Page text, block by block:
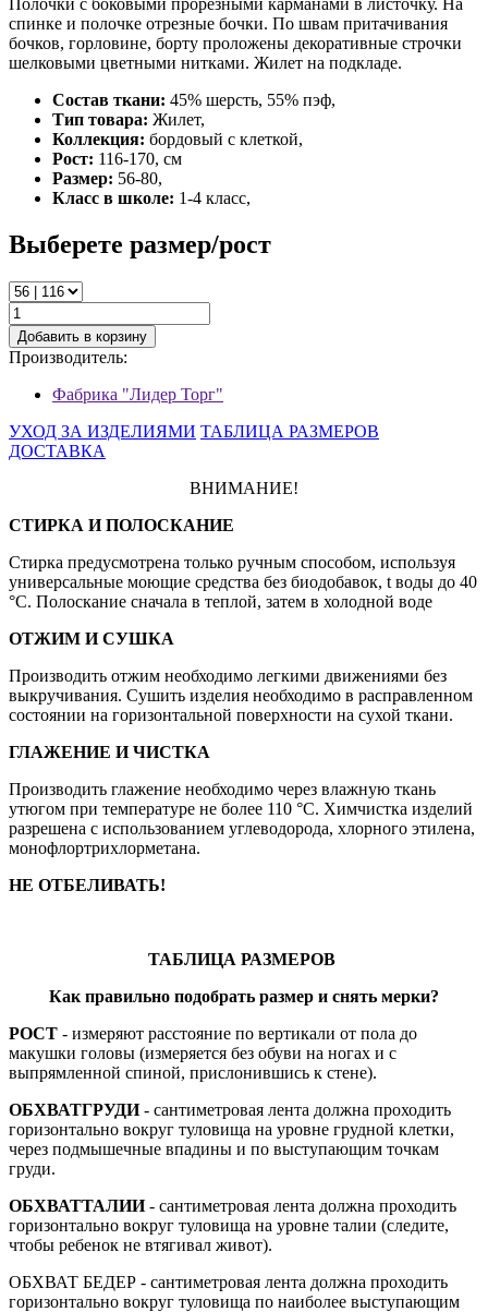
Полочки с боковыми прорезными карманами в листочку. На
спинке и полочке отрезные бочки. По швам притачивания
бочков, горловине, борту проложены декоративные строчки
шелковыми цветными нитками. Жилет на подкладе.
Состав ткани: 45% шерсть, 55% пэф,
Тип товара: Жилет,
Коллекция: бордовый с клеткой,
Рост: 116-170, см
Размер: 56-80,
Класс в школе: 1-4 класс,
Выберете размер/рост
Добавить в корзину
Производитель:
Фабрика "Лидер Торг"
УХОД ЗА ИЗДЕЛИЯМИ ТАБЛИЦА РАЗМЕРОВ
ДОСТАВКА
ВНИМАНИЕ!
СТИРКА И ПОЛОСКАНИЕ
Стирка предусмотрена только ручным способом, используя
универсальные моющие средства без биодобавок, t воды до 40
°С. Полоскание сначала в теплой, затем в холодной воде
ОТЖИМ И СУШКА
Производить отжим необходимо легкими движениями без
выкручивания. Сушить изделия необходимо в расправленном
состоянии на горизонтальной поверхности на сухой ткани.
ГЛАЖЕНИЕ И ЧИСТКА
Производить глажение необходимо через влажную ткань
утюгом при температуре не более 110 °С. Химчистка изделий
разрешена с использованием углеводорода, хлорного этилена,
монофлортрихлорметана.
НЕ ОТБЕЛИВАТЬ!
ТАБЛИЦА РАЗМЕРОВ
Как правильно подобрать размер и снять мерки?
РОСТ - измеряют расстояние по вертикали от пола до
макушки головы (измеряется без обуви на ногах и с
выпрямленной спиной, прислонившись к стене).
ОБХВАТГРУДИ - сантиметровая лента должна проходить
горизонтально вокруг туловища на уровне грудной клетки,
через подмышечные впадины и по выступающим точкам
груди.
ОБХВАТТАЛИИ - сантиметровая лента должна проходить
горизонтально вокруг туловища на уровне талии (следите,
чтобы ребенок не втягивал живот).
ОБХВАТ БЕДЕР - сантиметровая лента должна проходить
горизонтально вокруг туловища по наиболее выступающим